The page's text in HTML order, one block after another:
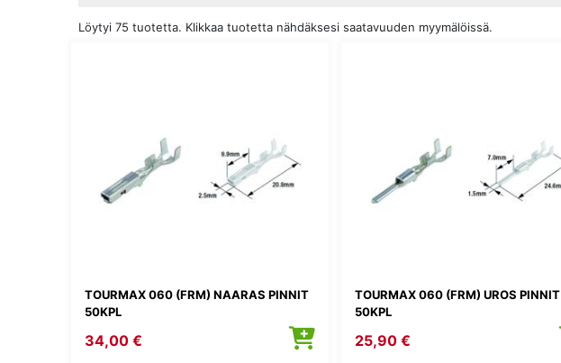
Löytyi 75 tuotetta. Klikkaa tuotetta nähdäksesi saatavuuden myymälöissä.
TOURMAX 060 (FRM) NAARAS PINNIT
50KPL
34,00 €
TOURMAX 060 (FRM) UROS PINNIT
50KPL
25,90 €